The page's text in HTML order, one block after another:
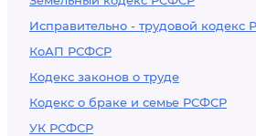
Исправительно - трудовой кодекс
КоАП РСФСР
Кодекс законов о труде
Кодекс о браке и семье РСФСР
УК РСФСР